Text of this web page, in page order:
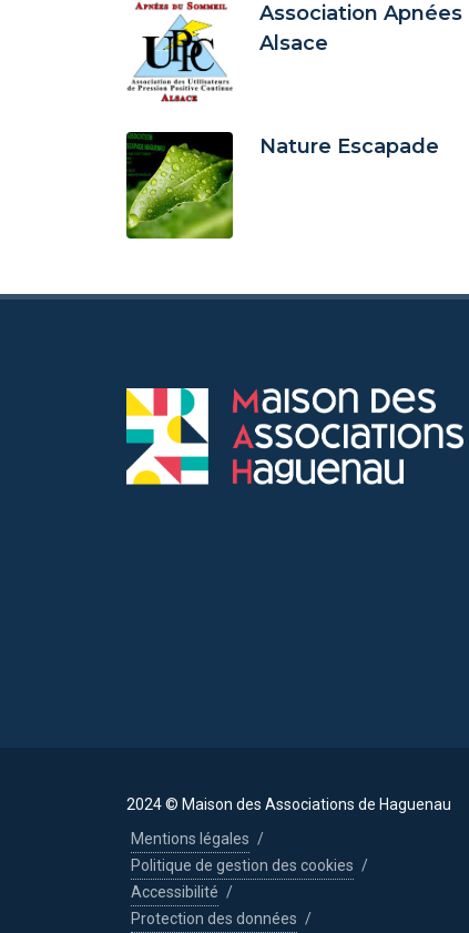
Association
Alsace
Nature Escapade
2024 © Maison des Associations de Haguenau
Mentions légales /
Politique de gestion des cookies /
Accessibilité /
Protection des données /